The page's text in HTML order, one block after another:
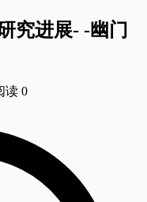
究进展- -幽门
读 0